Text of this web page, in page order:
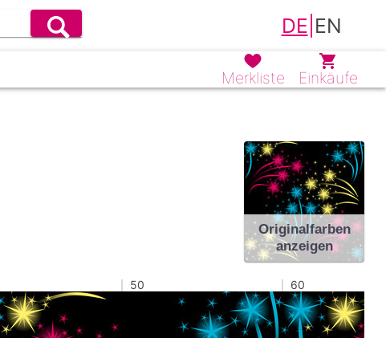
DE EN
Merkliste Einkäufe
Originalfarben
anzeigen